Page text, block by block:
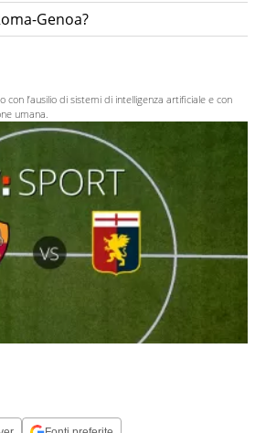
Roma.Genoa?
l’ausilio di sistemi di intelligenza artificiale e con
umana.